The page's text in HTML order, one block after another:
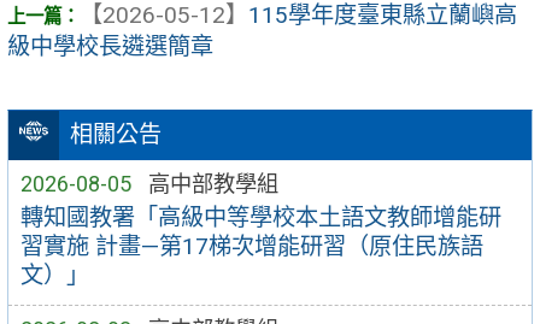
相關公告
2026-08-05 高中部教學組
轉知國教署「高級中等學校本土語文教師增能研
習實施 計畫—第17梯次增能研習（原住民族語
文）」
【2026-05-12】 115學年度臺東縣立蘭嶼高
級中學校長遴選簡章